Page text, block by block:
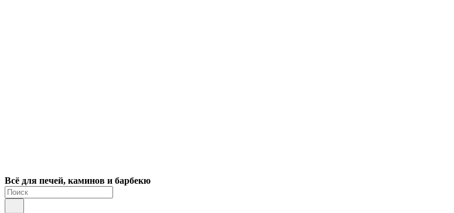
Всё для печей, каминов и барбекю